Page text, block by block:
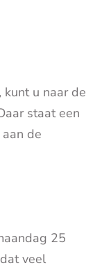
u naar de
staat een
de
25
veel